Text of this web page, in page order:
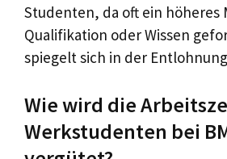
Studenten, da oft ein höheres
Qualifikation oder Wissen
spiegelt sich in der
Wie wird die
Werkstudenten bei